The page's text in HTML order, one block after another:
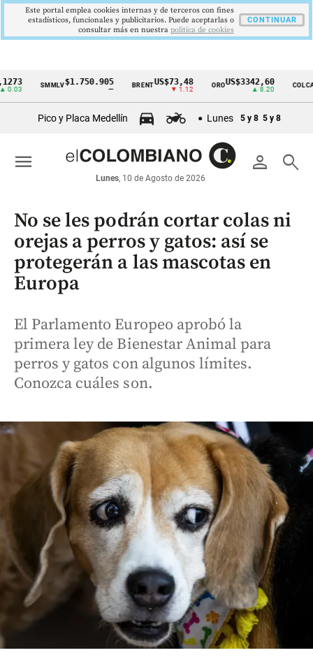
Cintillo
económicos
Colombia
SMMLV$1.750.905 BRENT US$73,48
▼ 1.12
ORO US$3342,60 COLCAP
Pico y Placa Medellín Lunes 5 y 8 5 y 8
person search
Lunes, 10 de Agosto de 2026
menu
No se les podrán cortar colas ni
orejas a perros y gatos: así se
protegerán a las mascotas en
Europa
El Parlamento Europeo aprobó la
primera ley de Bienestar Animal para
perros y gatos con algunos límites.
Conozca cuáles son.
Este portal emplea cookies internas y de terceros con fines
estadísticos, funcionales y publicitarios. Puede aceptarlas o
consultar más en nuestra politica de cookies
CONTINUAR